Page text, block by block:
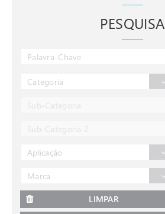
PESQUISA
Categoria
Aplicação
Marca
LIMPAR